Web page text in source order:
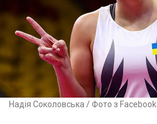
Надія Соколовська / Фото з Facebook